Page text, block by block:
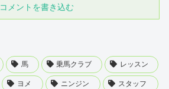
コメントを書き込む
馬 乗馬クラブ レッスン
ヨメ ニンジン スタッフ